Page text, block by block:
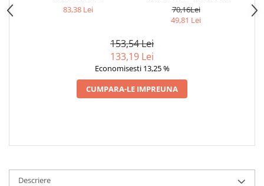
83,38 Lei
COLORAT PENTRU COPII
70,16Lei
49,81 Lei
153,54 Lei
133,19 Lei
Economisesti 13,25 %
CUMPARA-LE IMPREUNA
Descriere